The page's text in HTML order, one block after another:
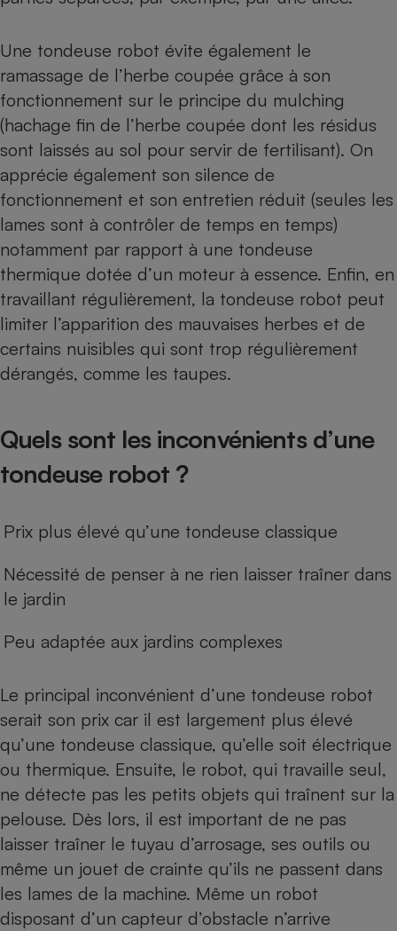
Une tondeuse robot évite également le
ramassage de l’herbe coupée grâce à son
fonctionnement sur le principe du mulching
(hachage fin de l’herbe coupée dont les résidus
sont laissés au sol pour servir de fertilisant). On
apprécie également son silence de
fonctionnement et son entretien réduit (seules les
lames sont à contrôler de temps en temps)
notamment par rapport à une tondeuse
thermique dotée d’un moteur à essence. Enfin, en
travaillant régulièrement, la tondeuse robot peut
limiter l’apparition des mauvaises herbes et de
certains nuisibles qui sont trop régulièrement
dérangés, comme les taupes.
Quels sont les inconvénients d’une
tondeuse robot ?
Prix plus élevé qu’une tondeuse classique
Nécessité de penser à ne rien laisser traîner dans
le jardin
Peu adaptée aux jardins complexes
Le principal inconvénient d’une tondeuse robot
serait son prix car il est largement plus élevé
qu’une tondeuse classique, qu’elle soit électrique
ou thermique. Ensuite, le robot, qui travaille seul,
ne détecte pas les petits objets qui traînent sur la
pelouse. Dès lors, il est important de ne pas
laisser traîner le tuyau d’arrosage, ses outils ou
même un jouet de crainte qu’ils ne passent dans
les lames de la machine. Même un robot
disposant d’un capteur d’obstacle n’arrive